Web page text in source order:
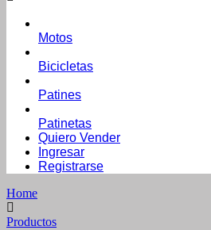
Motos
Bicicletas
Patines
Patinetas
Quiero Vender
Ingresar
Registrarse
Home
Productos